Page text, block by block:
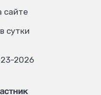
сайте
сутки
2026